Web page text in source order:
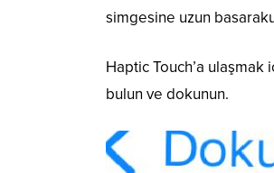
simgesine uzun
Haptic Touch’a ulaşmak
bulun ve dokunun.